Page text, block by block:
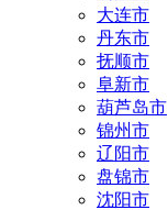
大连市
丹东市
抚顺市
阜新市
葫芦岛市
锦州市
辽阳市
盘锦市
沈阳市